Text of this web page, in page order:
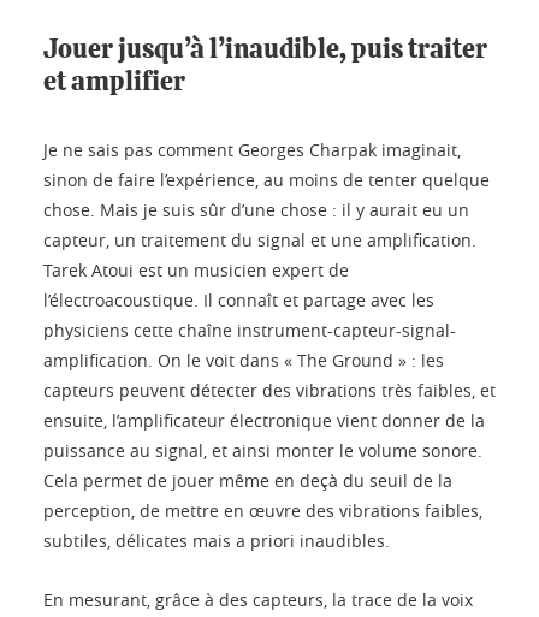
Jouer jusqu’à l’inaudible, puis traiter
et amplifier
Je ne sais pas comment Georges Charpak imaginait,
sinon de faire l’expérience, au moins de tenter quelque
chose. Mais je suis sûr d’une chose : il y aurait eu un
capteur, un traitement du signal et une amplification.
Tarek Atoui est un musicien expert de
l’électroacoustique. Il connaît et partage avec les
physiciens cette chaîne instrument-capteur-signal-
amplification. On le voit dans « The Ground » : les
capteurs peuvent détecter des vibrations très faibles, et
ensuite, l’amplificateur électronique vient donner de la
puissance au signal, et ainsi monter le volume sonore.
Cela permet de jouer même en deçà du seuil de la
perception, de mettre en œuvre des vibrations faibles,
subtiles, délicates mais a priori inaudibles.
En mesurant, grâce à des capteurs, la trace de la voix